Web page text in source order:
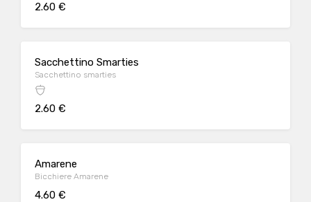
2.60 €
Sacchettino Smarties
Sacchettino smarties
2.60 €
Amarene
Bicchiere Amarene
4.60 €